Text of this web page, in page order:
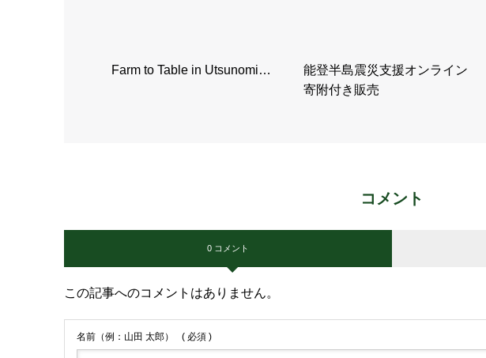
Farm to Table in Utsunomi…
能登半島震災支援オンライン
寄附付き販売
コメント
0 コメント
この記事へのコメントはありません。
名前（例：山田 太郎） ( 必須 )